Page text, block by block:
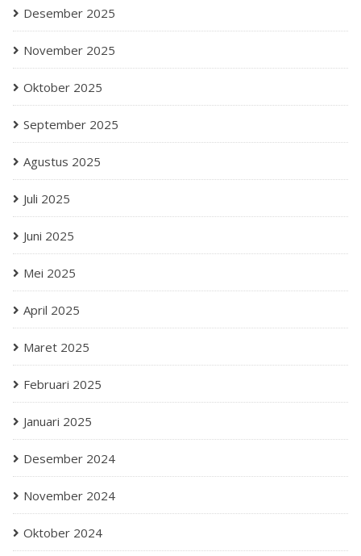
Desember 2025
November 2025
Oktober 2025
September 2025
Agustus 2025
Juli 2025
Juni 2025
Mei 2025
April 2025
Maret 2025
Februari 2025
Januari 2025
Desember 2024
November 2024
Oktober 2024